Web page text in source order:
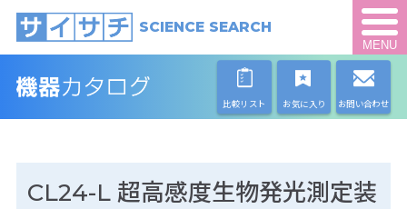
SCIENCE SEARCH
MENU
比較リスト お気に入り お問い合わせ
CL24-L 超高感度生物発光測定装